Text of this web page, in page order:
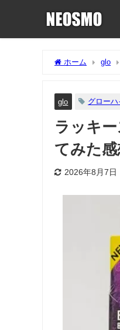
ホーム glo
glo グローハ
ラッキ
てみた感
2026年8月7日